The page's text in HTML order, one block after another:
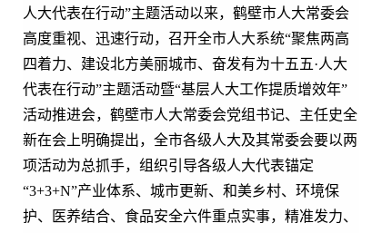
人大代表在行动”主题活动以来，鹤壁市人大常委会
高度重视、迅速行动，召开全市人大系统“聚焦两高
四着力、建设北方美丽城市、 奋发有为十五五·人大
代表在行动”主题活动暨“基层人大工作提质增效年”
活动推进会，鹤壁市人大常委会党组书记、主任史全
新在会上明确提出，全市各级人大及其常委会要以两
项活动为总抓手，组织引导各级人大代表锚定
“3+3+N”产业体系、城市更新、和美乡村、环境保
护、医养结合、食品安全六件重点实事，精准发力、